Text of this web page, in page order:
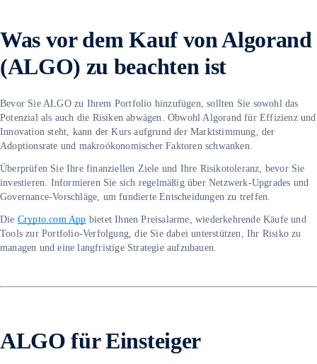
Was vor dem Kauf von Algorand
(ALGO) zu beachten ist
Bevor Sie ALGO zu Ihrem Portfolio hinzufügen, sollten Sie sowohl das
Potenzial als auch die Risiken abwägen. Obwohl Algorand für Effizienz und
Innovation steht, kann der Kurs aufgrund der Marktstimmung, der
Adoptionsrate und makroökonomischer Faktoren schwanken.
Überprüfen Sie Ihre finanziellen Ziele und Ihre Risikotoleranz, bevor Sie
investieren. Informieren Sie sich regelmäßig über Netzwerk-Upgrades und
Governance-Vorschläge, um fundierte Entscheidungen zu treffen.
Die Crypto.com App bietet Ihnen Preisalarme, wiederkehrende Käufe und
Tools zur Portfolio-Verfolgung, die Sie dabei unterstützen, Ihr Risiko zu
managen und eine langfristige Strategie aufzubauen.
ALGO für Einsteiger